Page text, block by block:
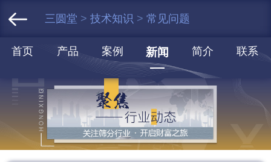
三圆堂 > 技术知识 > 常见问题
首页 产品 案例 新闻 简介 联系